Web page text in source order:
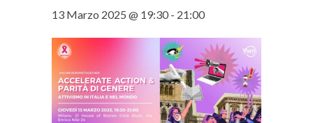
13 Marzo 2025 @ 19:30 - 21:00